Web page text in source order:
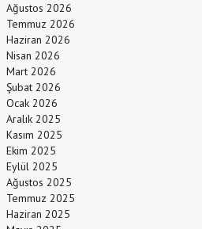
Ağustos 2026
Temmuz 2026
Haziran 2026
Nisan 2026
Mart 2026
Şubat 2026
Ocak 2026
Aralık 2025
Kasım 2025
Ekim 2025
Eylül 2025
Ağustos 2025
Temmuz 2025
Haziran 2025